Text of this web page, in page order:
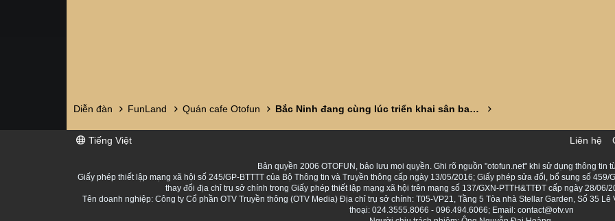
Diễn đàn FunLand Quán cafe Otofun Bắc Ninh đang cùng lúc triển khai sân bay Gia Bình, Vành đai 4 và nhiều cầu lớn, các cụ đánh giá tiềm năng khu vực này thế nào ?
Tiếng Việt Liên hệ
Bản quyền 2006 OTOFUN, bảo lưu mọi quyền. Ghi rõ nguồn "otofun.net" khi sử dụng thông tin
Giấy phép thiết lập mạng xã hội số 245/GP-BTTTT của Bộ Thông tin và Truyền thông cấp ngày 13/05/2016; Giấy phép sửa đổi, bổ sung số
thay đổi địa chỉ trụ sở chính trong Giấy phép thiết lập mạng xã hội trên mạng số 137/GXN-PTTH&TTĐT cấp ngày 28/06/
Tên doanh nghiệp: Công ty Cổ phần OTV Truyền thông (OTV Media) Địa chỉ trụ sở chính: T05-VP21, Tầng 5 Tòa nhà Stellar Garden, Số 35
thoại: 024.3555.8066 - 096.494.6066; Email: contact@otv.vn